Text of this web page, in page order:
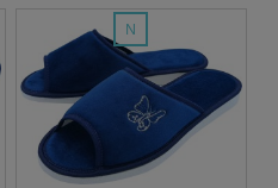
nowość